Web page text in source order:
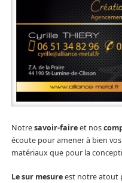
Notresavoir-faireet nos
écoute pour amener à bien
matériaux que pour la
Le sur mesureest notre atout